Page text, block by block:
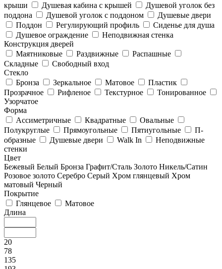
крыши
Душевая кабина с крышей
Душевой уголок без
поддона
Душевой уголок с поддоном
Душевые двери
Поддон
Регулирующий профиль
Сиденье для душа
Душевое ограждение
Неподвижная стенка
Конструкция дверей
Маятниковые
Раздвижные
Распашные
Складные
Свободный вход
Стекло
Бронза
Зеркальное Матовое
Пластик
Прозрачное
Рифленое Текстурное
Тонированное
Узорчатое
Форма
Ассиметричные
Квадратные
Овальные
Полукруглые
Прямоугольные Пятиугольные
П-
образные
Душевые двери Walk In
Неподвижные
стенки
Цвет
Бежевый Белый Бронза Графит/Сталь Золото Никель/Сатин
Розовое золото Серебро Серый Хром глянцевый Хром
матовый Черный
Покрытие
Глянцевое
Матовое
Длина
20
78
135